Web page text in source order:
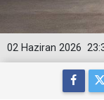
02 Haziran 2026